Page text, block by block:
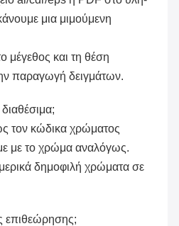
μια μιμούμενη
μέγεθος και τη θέση
παραγωγή δειγμάτων.
τον κώδικα χρώματος
με το χρώμα αναλόγως.
δημοφιλή χρώματα σε
επιθεώρησης;